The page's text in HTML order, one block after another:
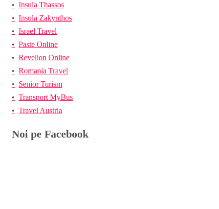
Insula Thassos
Insula Zakynthos
Israel Travel
Paste Online
Revelion Online
Romania Travel
Senior Turism
Transport MyBus
Travel Austria
Noi pe Facebook